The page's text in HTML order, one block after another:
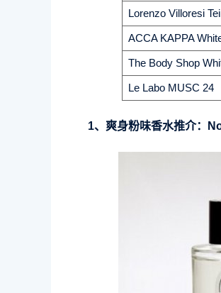
Lorenzo Villoresi
ACCA KAPPA
The Body Shop
Le Labo MUSC 24
1、爽身粉味香水推介：